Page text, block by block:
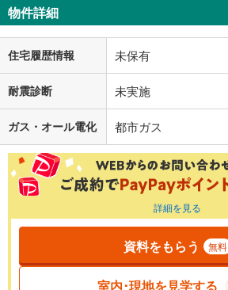
物件詳細
住宅履歴情報 未保有
耐震診断 未実施
ガス・オール電化 都市ガス
詳細を見る
資料をもらう 無料
室内･現地を見学する